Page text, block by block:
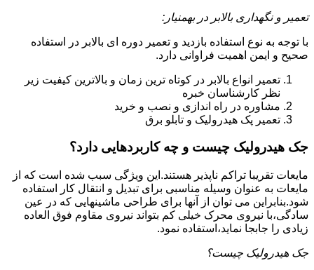
تعمیر و نگهداری بالابر در بهمنیار:
با توجه به نوع استفاده بازدید و تعمیر دوره ای بالابر در استفاده
صحیح و ایمن اهمیت فراوانی دارد.
تعمیر انواع بالابر در کوتاه ترین زمان و بالاترین کیفیت زیر
نظر کارشناسان خبره
مشاوره در راه اندازی و نصب و خرید
تعمیر پک هیدرولیک و تابلو برق
جک هیدرولیک چیست و چه کاربردهایی دارد؟
مایعات تقریبا تراکم ناپذیر هستند.این ویژگی سبب شده است که از
مایعات به عنوان وسیله مناسبی برای تبدیل و انتقال کار استفاده
شود.بنابراین می توان از آنها برای طراحی ماشینهایی که در عین
سادگی،با نیروی محرک خیلی کم بتواند نیروی مقاوم فوق العاده
زیادی را جابجا نماید،استفاده نمود.
جک هیدرولیک چیست؟